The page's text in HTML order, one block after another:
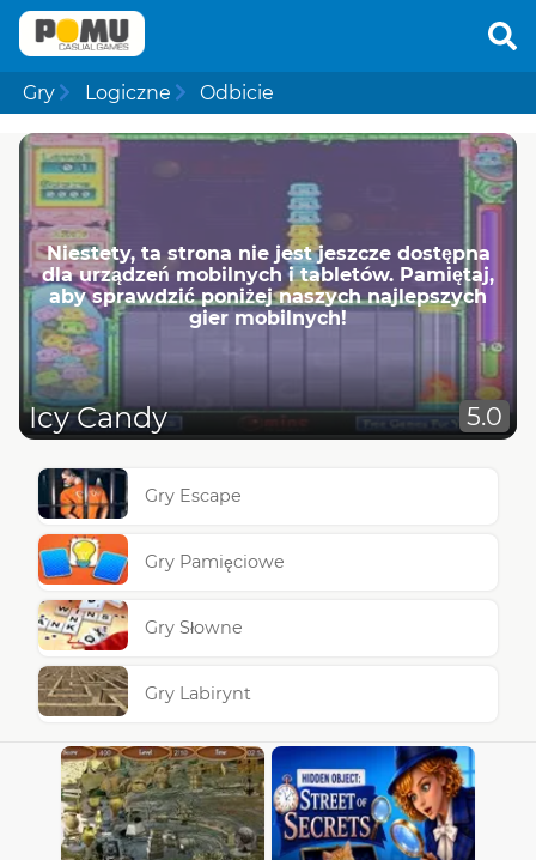
Gry Logiczne Odbicie
Niestety, ta strona nie jest jeszcze dostępna
dla urządzeń mobilnych i tabletów. Pamiętaj,
aby sprawdzić poniżej naszych najlepszych
gier mobilnych!
Icy Candy 5.0
Gry Escape
Gry Pamięciowe
Gry Słowne
Gry Labirynt